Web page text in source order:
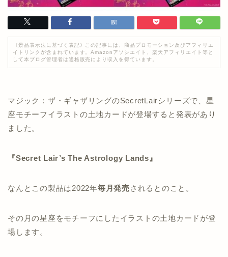
《景品表示法に基づく表記》この記事には、商品プロモーション及びアフィリエ
イトリンクが含まれています。Amazonアソシエイト、楽天アフィリエイト等と
して本ブログ管理者は適格販売により収入を得ています。
マジック：ザ・ギャザリングのSecretLairシリーズで、星
座モチーフイラストの土地カードが登場すると発表があり
ました。
『Secret Lair’s The Astrology Lands』
なんとこの製品は2022年毎月発売されるとのこと。
その月の星座をモチーフにしたイラストの土地カードが登
場します。